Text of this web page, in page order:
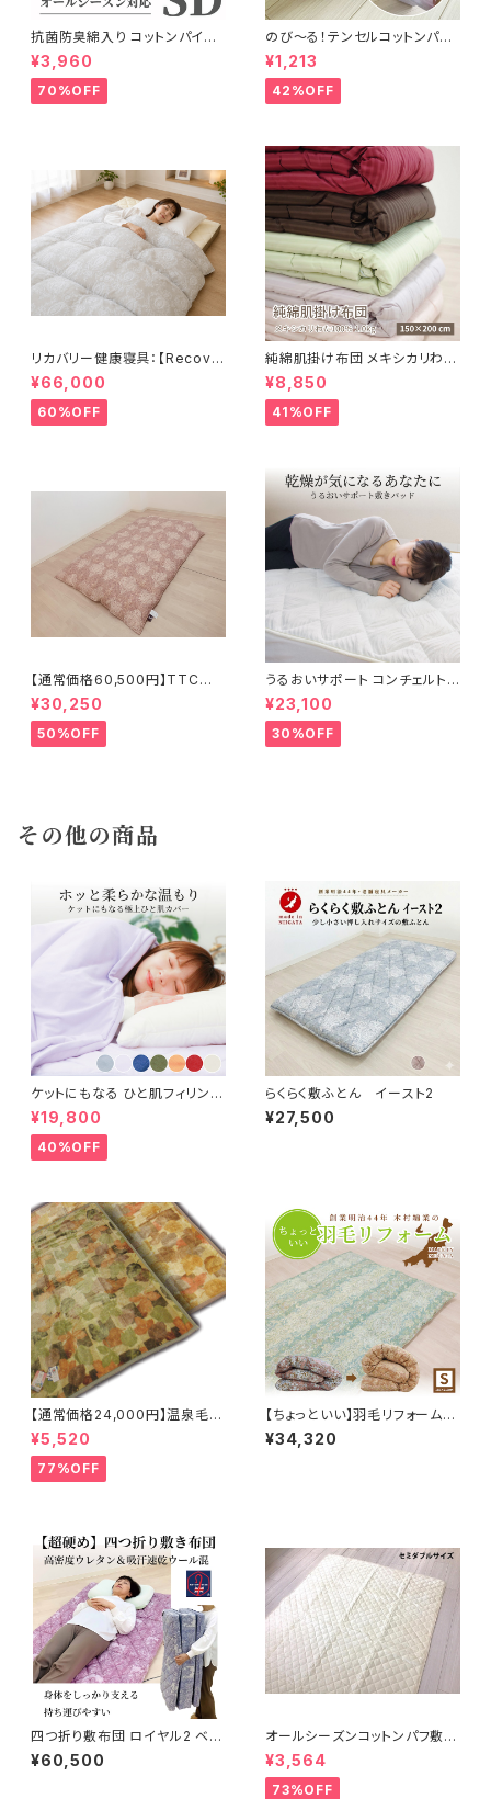
抗菌防臭綿入り コットンパイル
敷パッド 120×205cm
¥3,960
70%OFF
のび〜る！テンセルコットンパイ
ル・ピローカバー 32×52cm〜
43×63cm
¥1,213
42%OFF
リカバリー健康寝具：【Recove
rion】リカバリオン羽毛掛け布団
プラウシオン®加工
¥66,000
60%OFF
純綿肌掛け布団 メキシカリわた
1.0kg【ストライプサテン】
¥8,850
41%OFF
【通常価格60,500円】TTC立
体 羽毛ふとん ダウン85％ 1.2k
g 150×210cm
¥30,250
50%OFF
うるおいサポート コンチェルトプ
ラス敷きパッド 100×200cm
¥23,100
30%OFF
その他の商品
ケットにもなる ひと肌フィリング
カバー 150×210cm
¥19,800
40%OFF
らくらく敷ふとん イースト2
¥27,500
【通常価格24,000円】温泉毛布
オータムリーフ 140×200cm
日本製
¥5,520
77%OFF
【ちょっといい】羽毛リフォームS
150×210cm 60サテン 立体キ
ルト 補充羽毛WDD85%
¥34,320
四つ折り敷布団 ロイヤル2 ベリ
ーハード 100×200cm
¥60,500
オールシーズンコットンパフ敷パ
ット 120×205cm
¥3,564
73%OFF